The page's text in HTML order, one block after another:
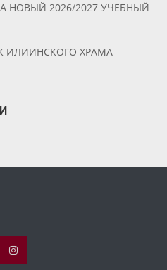
НОВЫЙ 2026/2027 УЧЕБНЫЙ
ИЛИИНСКОГО ХРАМА